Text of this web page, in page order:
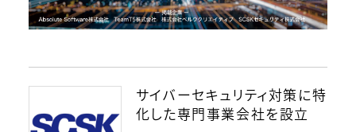
サイバーセキュリティ対策に特
化した専門事業会社を設立